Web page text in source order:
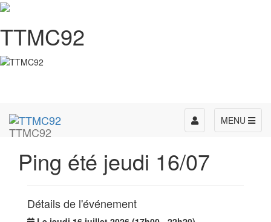
TTMC92
TTMC92
MENU
Toggle
navigation
Ping été jeudi 16/07
Détails de l'événement